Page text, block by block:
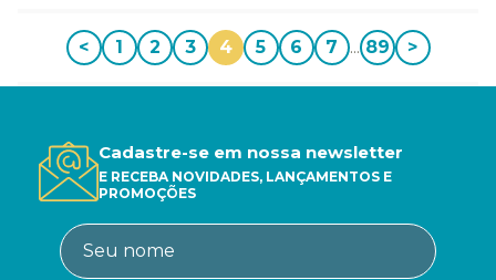
< 1 2 3 4 5 6 7 ... 89 >
Cadastre-se em nossa newsletter
E RECEBA NOVIDADES, LANÇAMENTOS E
PROMOÇÕES